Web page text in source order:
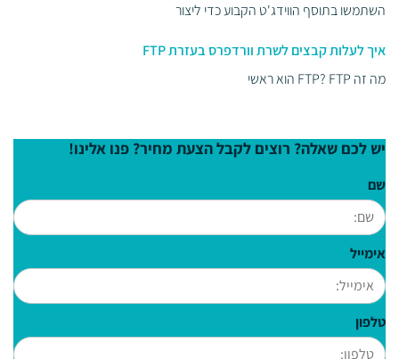
השתמשו בתוסף הווידג'ט הקבוע כדי ליצור
איך לעלות קבצים לשרת וורדפרס בעזרת FTP
מה זה FTP? FTP הוא ראשי
יש לכם שאלה? רוצים לקבל הצעת מחיר? פנו אלינו!
שם
אימייל
טלפון